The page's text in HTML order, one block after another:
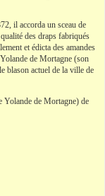
il accorda un sceau de
des draps fabriqués
et édicta des amandes
de Mortagne (son
blason actuel de la ville de
Yolande de Mortagne) de